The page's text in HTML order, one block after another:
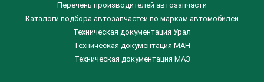
Перечень производителей автозапчасти
Каталоги подбора автозапчастей по маркам автомобилей
Техническая документация Урал
Техническая документация МАН
Техническая документация МАЗ